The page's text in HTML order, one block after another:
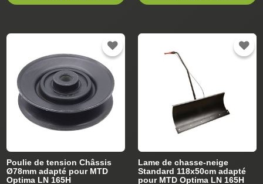
Poulie de tension Châssis
Ø78mm adapté pour MTD
Optima LN 165H
Lame de chasse-neige
Standard 118x50cm adapté
pour MTD Optima LN 165H